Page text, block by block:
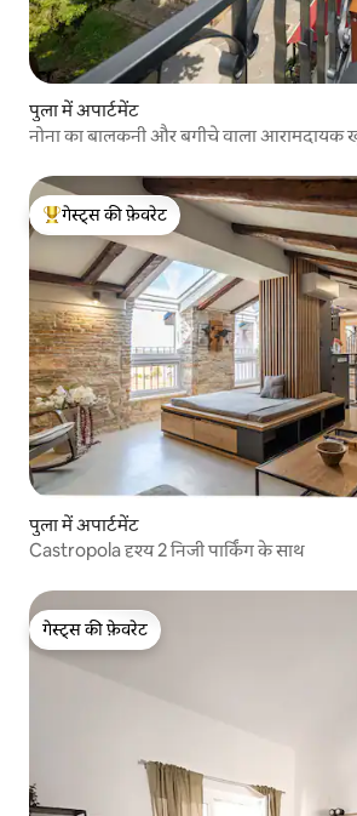
पुला में अपार्टमेंट
नोना का बालकनी और बगीचे वाला आरामदायक
गेस्ट्स का टॉप फ़ेवरेट
गेस्ट्स की फ़ेवरेट
पुला में अपार्टमेंट
Castropola दृश्य 2 निजी पार्किंग के साथ
गेस्ट्स की फ़ेवरेट
गेस्ट्स की फ़ेवरेट